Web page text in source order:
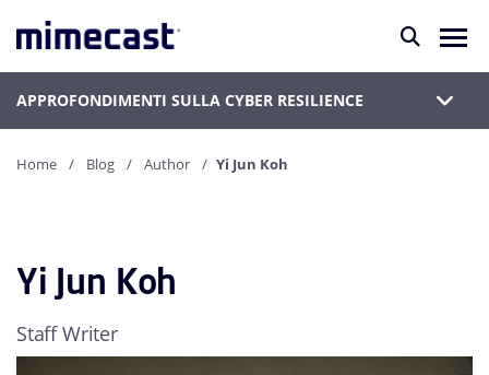
APPROFONDIMENTI SULLA CYBER RESILIENCE
Home Blog Author Yi Jun Koh
Yi Jun Koh
Staff Writer